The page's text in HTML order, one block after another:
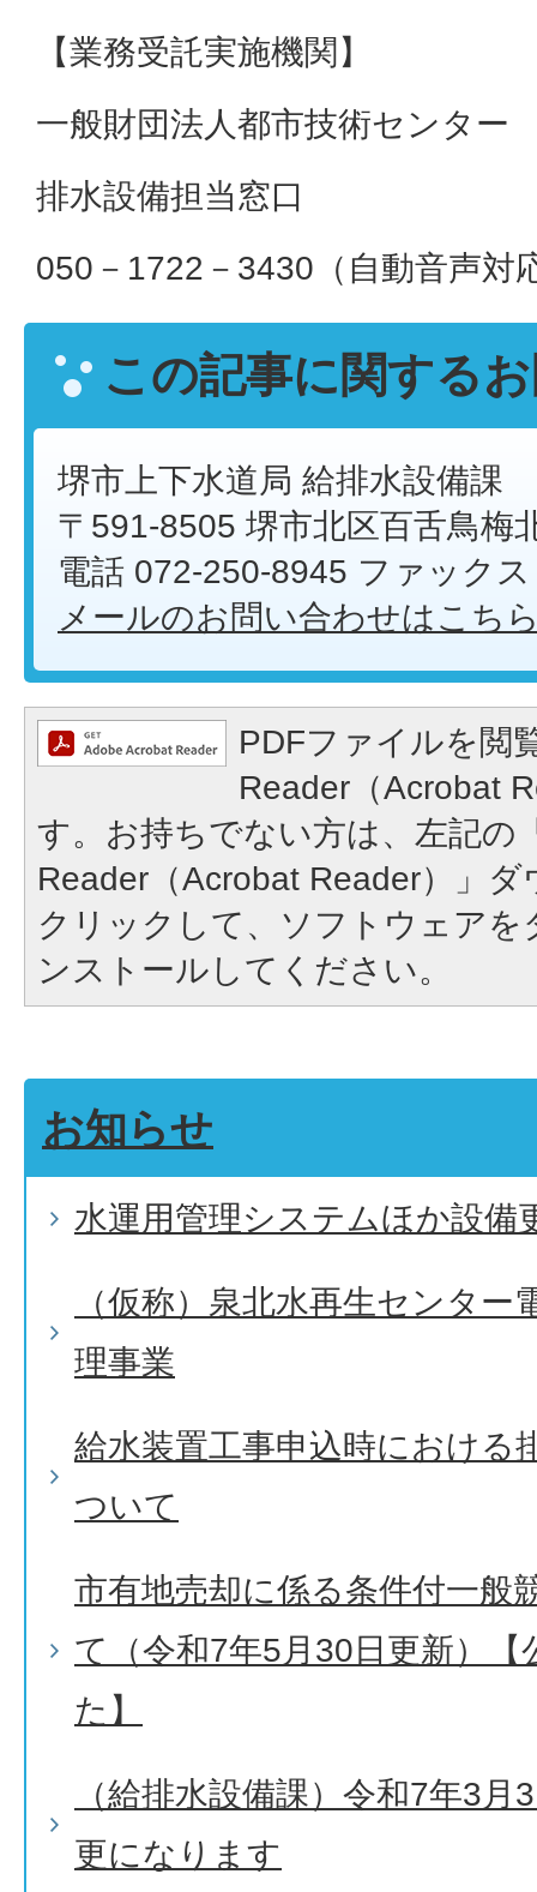
【業務受託実施機関】
一般財団法人都市技術センター
排水設備担当窓口
050－1722－3430（自動音声対
この記事に関する
堺市上下水道局 給排水設備課
〒591-8505 堺市北区百舌鳥梅
電話 072-250-8945 ファック
メールのお問い合わせはこち
PDFファイルを閲
Reader（Acrobat
す。お持ちでない方は、左記の
Reader（Acrobat Reader）」
クリックして、ソフトウェア
ンストールしてください。
お知らせ
水運用管理システムほか設備
（仮称）泉北水再生センター
理事業
給水装置工事申込時における
ついて
市有地売却に係る条件付一般
て（令和7年5月30日更新）【
た】
（給排水設備課）令和7年3
更になります